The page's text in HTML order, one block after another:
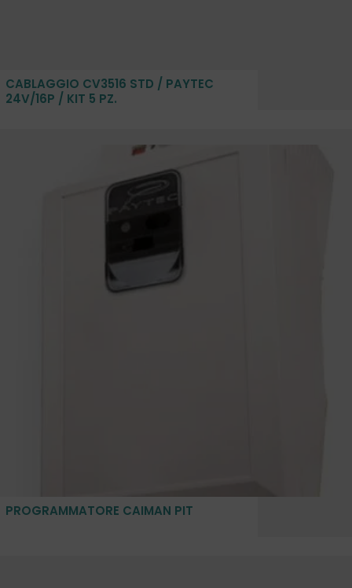
CABLAGGIO CV3516 STD / PAYTEC
24V/16P / KIT 5 PZ.
PROGRAMMATORE CAIMAN PIT